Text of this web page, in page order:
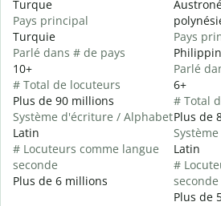
Turque
Pays principal
Turquie
Parlé dans # de pays
10+
# Total de locuteurs
Plus de 90 millions
Système d'écriture / Alphabet
Latin
# Locuteurs comme langue
seconde
Plus de 6 millions
Pays
Parlé
6+
# Total
Plus de
Latin
#
seconde
Plus de